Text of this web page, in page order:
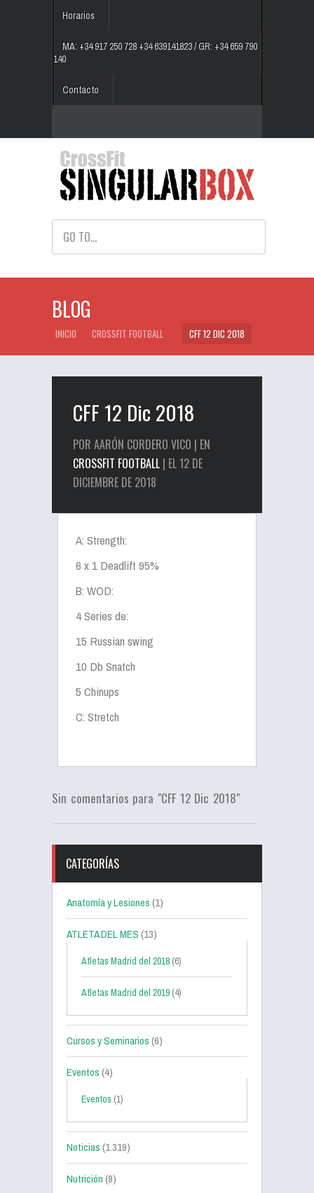
Horarios
MA: +34 917 250 728 +34 639141823 / GR: +34 659 790
140
Contacto
GO TO...
BLOG
INICIO CROSSFIT FOOTBALL CFF 12 DIC 2018
CFF 12 Dic 2018
POR AARÓN CORDERO VICO | EN
CROSSFIT FOOTBALL | EL 12 DE
DICIEMBRE DE 2018
A: Strength:
6 x 1 Deadlift 95%
B: WOD:
4 Series de:
15 Russian swing
10 Db Snatch
5 Chinups
C: Stretch
Sin comentarios para "CFF 12 Dic 2018"
CATEGORÍAS
Anatomía y Lesiones(1)
ATLETA DEL MES(13)
Atletas Madrid del 2018 (6)
Atletas Madrid del 2019 (4)
Cursos y Seminarios(6)
Eventos(4)
Eventos (1)
Noticias(1.319)
Nutrición(9)